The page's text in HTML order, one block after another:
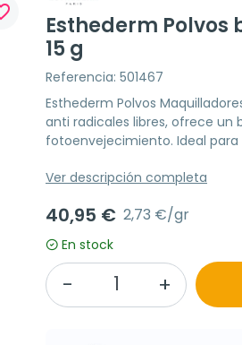
Esthederm Polvos
15 g
Referencia: 501467
Esthederm Polvos
anti radicales libres, ofrece
fotoenvejecimiento. Ideal
Ver descripción completa
40,95 € 2,73 €/gr
En stock